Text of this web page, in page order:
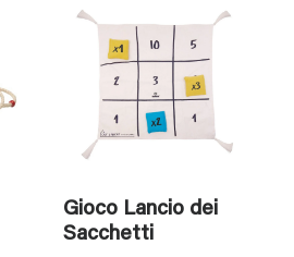
Gioco Lancio dei
Sacchetti